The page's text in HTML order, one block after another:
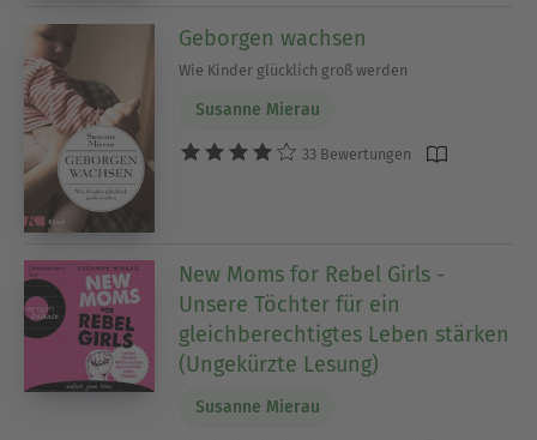
Geborgen wachsen
Wie Kinder glücklich groß werden
Susanne Mierau
33 Bewertungen
New Moms for Rebel Girls -
Unsere Töchter für ein
gleichberechtigtes Leben stärken
(Ungekürzte Lesung)
Susanne Mierau